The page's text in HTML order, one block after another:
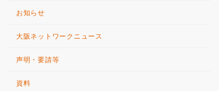
お知らせ
大阪ネットワークニュース
声明・要請等
資料